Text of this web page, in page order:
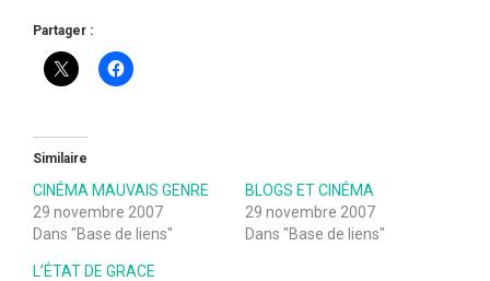
Partager :
Similaire
CINÉMA MAUVAIS GENRE
29 novembre 2007
Dans "Base de liens"
BLOGS ET CINÉMA
29 novembre 2007
Dans "Base de liens"
L’ÉTAT DE GRACE